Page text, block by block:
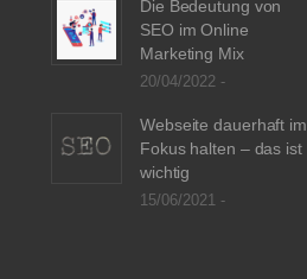
Die Bedeutung von
SEO im Online
Marketing Mix
20/04/2022 -
Webseite dauerhaft im
Fokus halten – das ist
wichtig
15/06/2021 -